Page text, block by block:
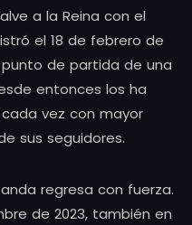
a la Reina con el
el 18 de febrero de
punto de partida de una
entonces los ha
vez con mayor
sus seguidores.
regresa con fuerza.
de 2023, también en